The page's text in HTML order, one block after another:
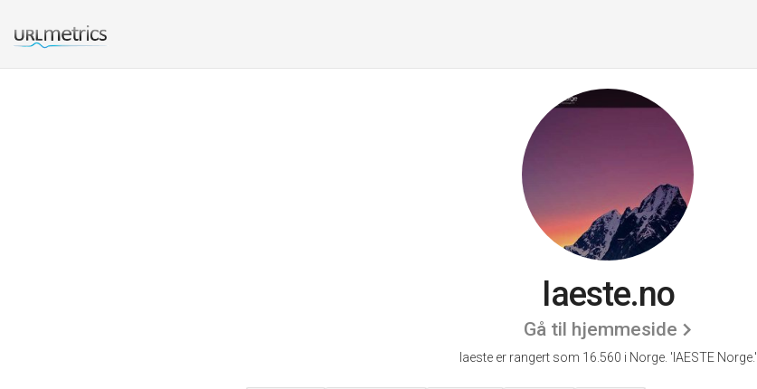
Iaeste.no
Gå til hjemmeside
Iaeste er rangert som 16.560 i Norge. 'IAESTE Norge.'